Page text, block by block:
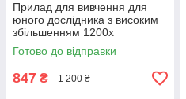
Прилад для вивчення для
юного дослідника з високим
збільшенням 1200x
Chanseon C2121 GoodPlace -
worry-free-shopping-
Готово до відправки
847 ₴ 1 200 ₴